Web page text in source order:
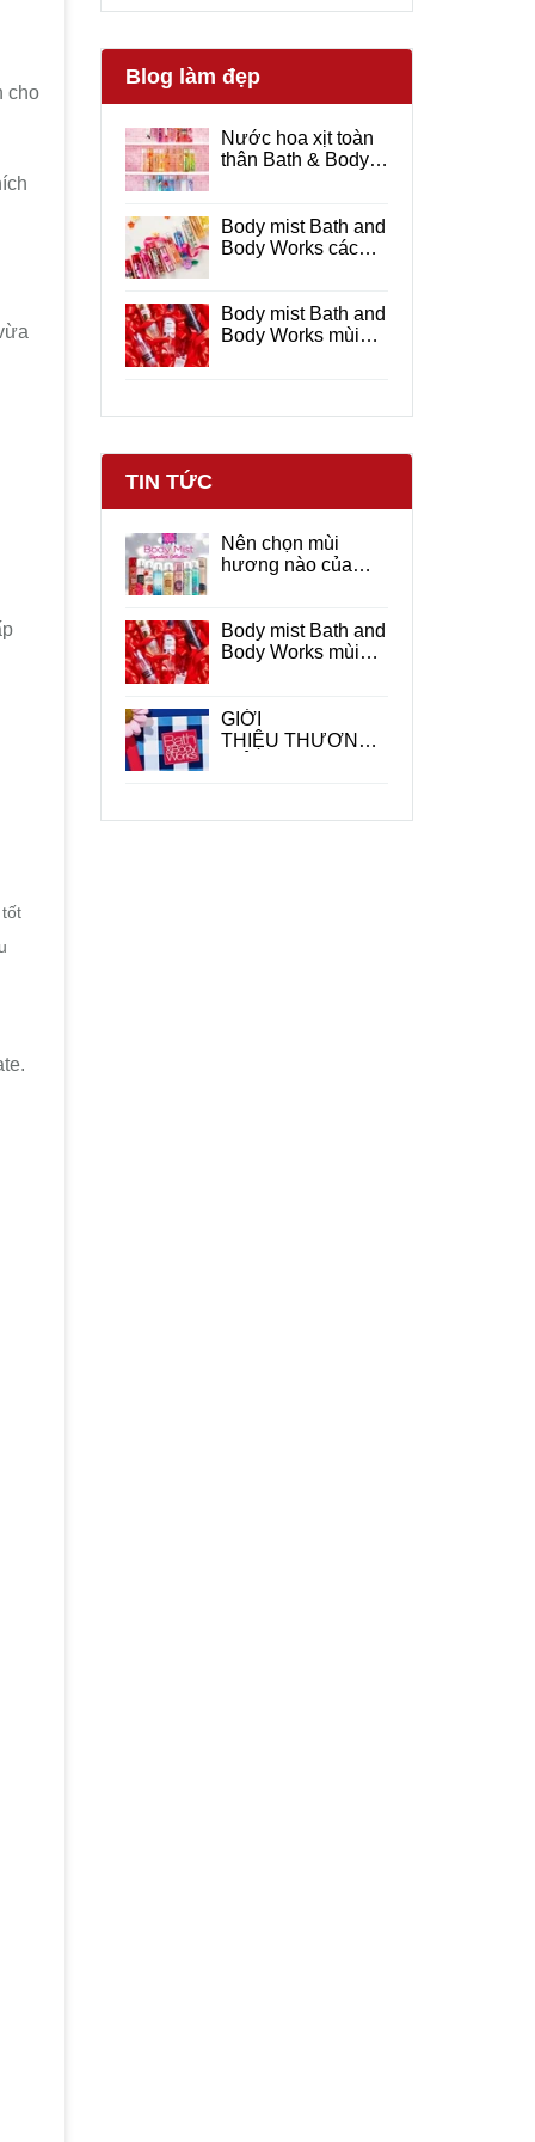
cho
Blog làm đẹp
Nước hoa xịt toàn
thân Bath & Body
Body mist Bath and
Body Works các
Body mist Bath and
Body Works mùi
TIN TỨC
Nên chọn mùi
hương nào của
Body mist Bath and
Body Works mùi
GIỚI
THIỆU THƯƠNG